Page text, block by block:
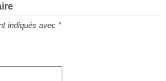
indiqués avec *